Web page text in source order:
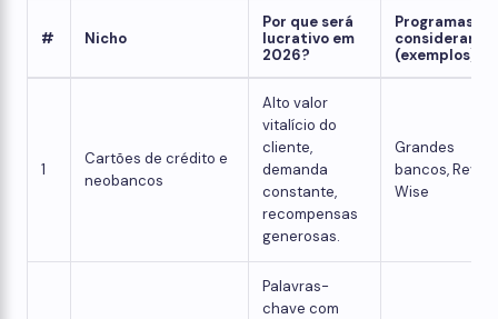
# Nicho
Por que será
lucrativo em
2026?
Programas a
considerar
(exemplos)
1
Cartões de crédito e
neobancos
Alto valor
vitalício do
cliente,
demanda
constante,
recompensas
generosas.
Grandes
bancos,
Wise
Palavras-
chave com